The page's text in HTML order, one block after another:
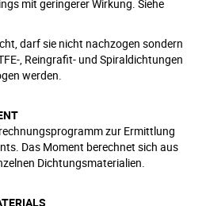
mit geringerer Wirkung. Siehe
darf sie nicht nachzogen sondern
, Reingrafit- und Spiraldichtungen
werden.
zur Ermittlung
Das Moment berechnet sich aus
Dichtungsmaterialien.